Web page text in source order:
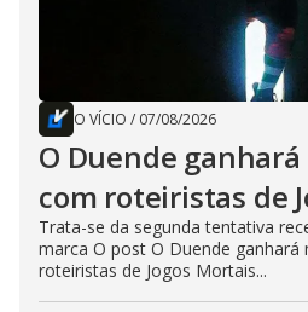
O VÍCIO / 07/08/2026
O Duende
com roteiristas de
Trata-se da segunda tentativa
marca O post O Duende
roteiristas de Jogos Mortais...